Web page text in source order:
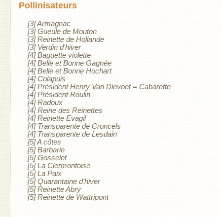
Pollinisateurs
[3] Armagnac
[3] Gueule de Mouton
[3] Reinette de Hollande
[3] Verdin d'hiver
[4] Baguette violette
[4] Belle et Bonne Gagnée
[4] Belle et Bonne Hochart
[4] Colapuis
[4] Président Henry Van Dievoet = Cabarette
[4] Président Roulin
[4] Radoux
[4] Reine des Reinettes
[4] Reinette Evagil
[4] Transparente de Croncels
[4] Transparente de Lesdain
[5] A côtes
[5] Barbarie
[5] Gosselet
[5] La Clermontoise
[5] La Paix
[5] Quarantaine d'hiver
[5] Reinette Abry
[5] Reinette de Wattripont